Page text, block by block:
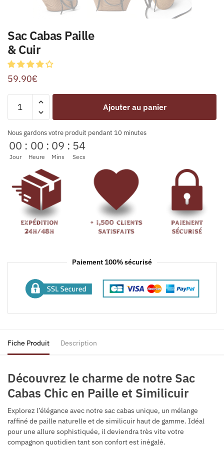
Sac Cabas Paille
& Cuir
59.90€
Ajouter au panier
Nous gardons votre produit pendant 10 minutes
00
Jour
: 00
Heure
: 09
Mins
: 54
Secs
Paiement 100% sécurisé
Fiche Produit Description
Découvrez le charme de notre Sac
Cabas Chic en Paille et Similicuir
Explorez l’élégance avec notre sac cabas unique, un mélange
raffiné de paille naturelle et de similicuir haut de gamme. Idéal
pour une allure sophistiquée, il deviendra très vite votre
compagnon quotidien tant son confort est inégalé.